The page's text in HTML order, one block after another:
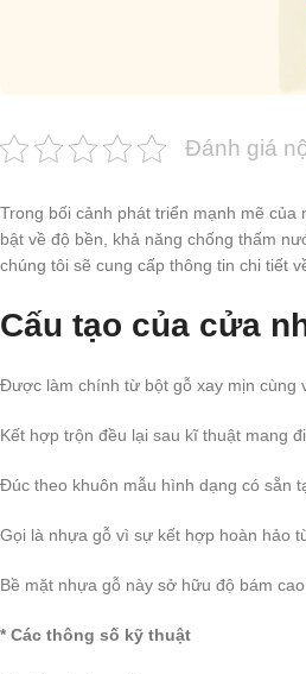
Đánh giá
Trong bối cảnh phát triển mạnh mẽ
bật về độ bền, khả năng chống thấm
chúng tôi sẽ cung cấp thông tin chi tiết
Cấu tạo của cửa
Được làm chính từ bột gỗ xay mịn cùng
Kết hợp trộn đều lại sau kĩ thuật mang
Đúc theo khuôn mẫu hình dạng có sẵn
Gọi là nhựa gỗ vì sự kết hợp hoàn hảo
Bề mặt nhựa gỗ này sở hữu độ bám
* Các thông số kỹ thuật